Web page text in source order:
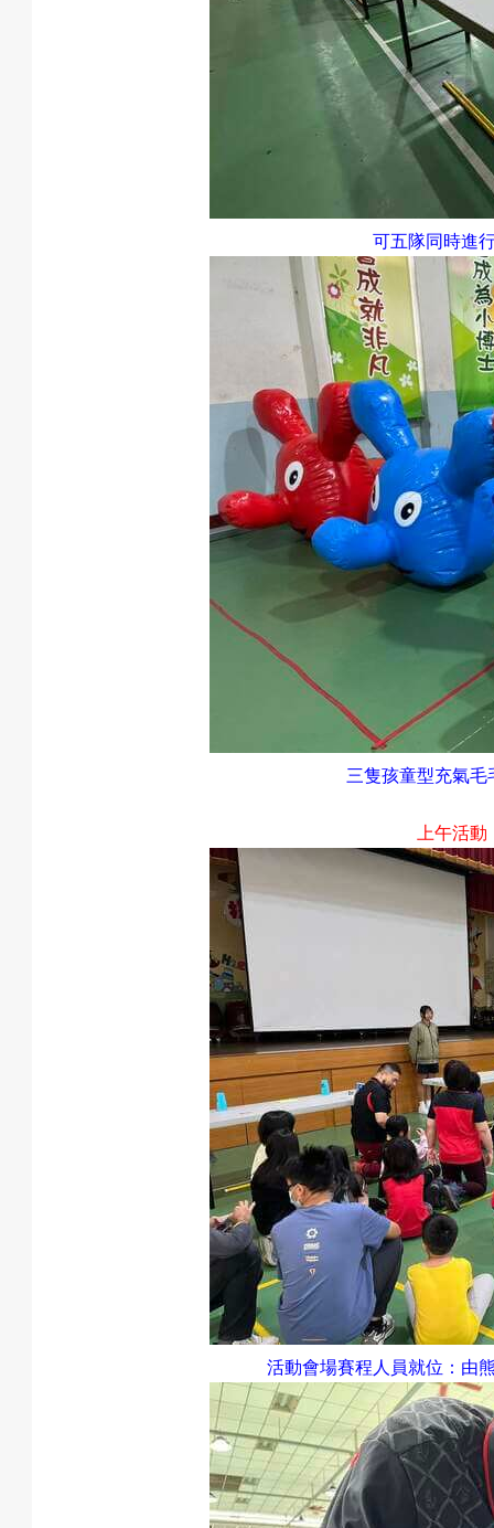
可五隊同時進
三隻孩童型充氣
上午活動
活動會場賽程人員就位：由